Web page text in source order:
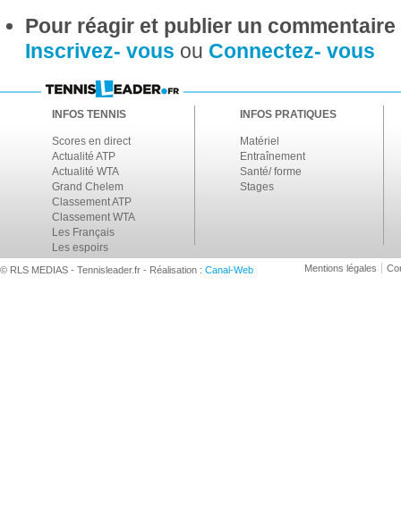
Pour réagir et publier un
Inscrivez- vous ou Connectez- vous
INFOS TENNIS
Scores en direct
Actualité ATP
Actualité WTA
Grand Chelem
Classement ATP
Classement WTA
Les Français
Les espoirs
INFOS PRATIQUES
Matériel
Entraînement
Santé/ forme
Stages
© RLS MEDIAS - Tennisleader.fr - Réalisation : Canal-Web Mentions légales